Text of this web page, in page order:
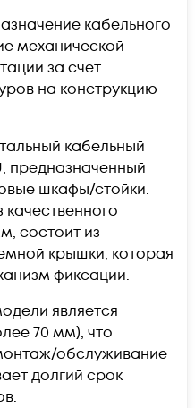
кабельного
механической
за счет
на конструкцию
кабельный
предназначенный
шкафы/стойки.
состоит из
крышки, которая
фиксации.
является
70 мм), что
обслуживание
долгий срок